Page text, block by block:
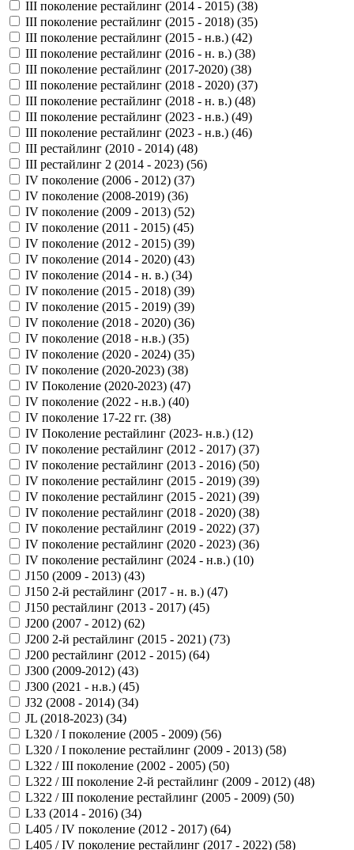
III поколение рестайлинг (2014 - 2015) (38)
III поколение рестайлинг (2015 - 2018) (35)
III поколение рестайлинг (2015 - н.в.) (42)
III поколение рестайлинг (2016 - н. в.) (38)
III поколение рестайлинг (2017-2020) (38)
III поколение рестайлинг (2018 - 2020) (37)
III поколение рестайлинг (2018 - н. в.) (48)
III поколение рестайлинг (2023 - н.в.) (49)
III поколение рестайлинг (2023 - н.в.) (46)
III рестайлинг (2010 - 2014) (48)
III рестайлинг 2 (2014 - 2023) (56)
IV поколение (2006 - 2012) (37)
IV поколение (2008-2019) (36)
IV поколение (2009 - 2013) (52)
IV поколение (2011 - 2015) (45)
IV поколение (2012 - 2015) (39)
IV поколение (2014 - 2020) (43)
IV поколение (2014 - н. в.) (34)
IV поколение (2015 - 2018) (39)
IV поколение (2015 - 2019) (39)
IV поколение (2018 - 2020) (36)
IV поколение (2018 - н.в.) (35)
IV поколение (2020 - 2024) (35)
IV поколение (2020-2023) (38)
IV Поколение (2020-2023) (47)
IV поколение (2022 - н.в.) (40)
IV поколение 17-22 гг. (38)
IV Поколение рестайлинг (2023- н.в.) (12)
IV поколение рестайлинг (2012 - 2017) (37)
IV поколение рестайлинг (2013 - 2016) (50)
IV поколение рестайлинг (2015 - 2019) (39)
IV поколение рестайлинг (2015 - 2021) (39)
IV поколение рестайлинг (2018 - 2020) (38)
IV поколение рестайлинг (2019 - 2022) (37)
IV поколение рестайлинг (2020 - 2023) (36)
IV поколение рестайлинг (2024 - н.в.) (10)
J150 (2009 - 2013) (43)
J150 2-й рестайлинг (2017 - н. в.) (47)
J150 рестайлинг (2013 - 2017) (45)
J200 (2007 - 2012) (62)
J200 2-й рестайлинг (2015 - 2021) (73)
J200 рестайлинг (2012 - 2015) (64)
J300 (2009-2012) (43)
J300 (2021 - н.в.) (45)
J32 (2008 - 2014) (34)
JL (2018-2023) (34)
L320 / I поколение (2005 - 2009) (56)
L320 / I поколение рестайлинг (2009 - 2013) (58)
L322 / III поколение (2002 - 2005) (50)
L322 / III поколение 2-й рестайлинг (2009 - 2012) (48)
L322 / III поколение рестайлинг (2005 - 2009) (50)
L33 (2014 - 2016) (34)
L405 / IV поколение (2012 - 2017) (64)
L405 / IV поколение рестайлинг (2017 - 2022) (58)